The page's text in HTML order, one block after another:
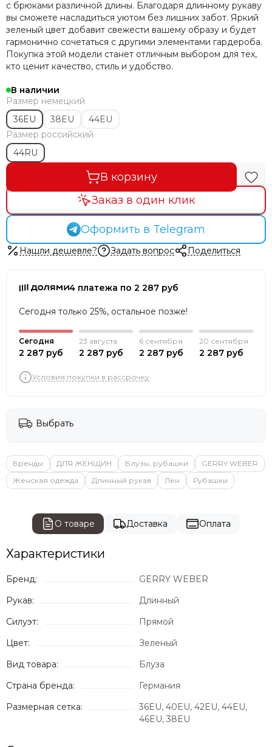
с брюками различной длины. Благодаря длинному рукаву
вы сможете насладиться уютом без лишних забот. Яркий
зеленый цвет добавит свежести вашему образу и будет
гармонично сочетаться с другими элементами гардероба.
Покупка этой модели станет отличным выбором для тех,
кто ценит качество, стиль и удобство.
В наличии
Размер немецкий
36EU
38EU
44EU
Размер российский
44RU
В корзину
Заказ в один клик
Оформить в Telegram
Нашли дешевле? Задать вопрос Поделиться
4 платежа по 2 287 руб
Сегодня только 25%, остальное позже!
Сегодня
2 287 руб
23 августа
2 287 руб
6 сентября
2 287 руб
20 сентября
2 287 руб
Условия покупки в рассрочку
Выбрать
Бренды ДЛЯ ЖЕНЩИН Блузы, рубашки
GERRY WEBER
Женская одежда
Длинный рукав Лен Рубашки
О товаре Доставка Оплата
Характеристики
Бренд:
GERRY WEBER
Рукав:
Длинный
Силуэт:
Прямой
Цвет:
Зеленый
Вид товара:
Блуза
Страна бренда:
Германия
Размерная сетка:
36EU, 40EU, 42EU, 44EU,
46EU, 38EU